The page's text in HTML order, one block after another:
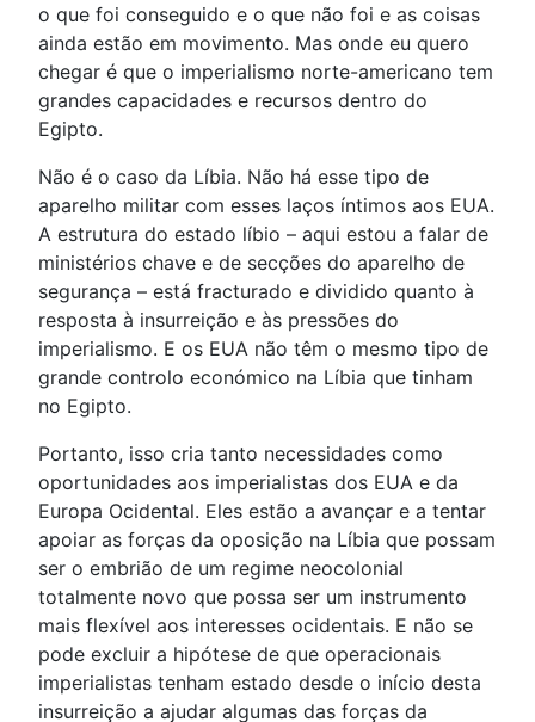
o que foi conseguido e o que não foi e as coisas
ainda estão em movimento. Mas onde eu quero
chegar é que o imperialismo norte-americano tem
grandes capacidades e recursos dentro do
Egipto.
Não é o caso da Líbia. Não há esse tipo de
aparelho militar com esses laços íntimos aos EUA.
A estrutura do estado líbio – aqui estou a falar de
ministérios chave e de secções do aparelho de
segurança – está fracturado e dividido quanto à
resposta à insurreição e às pressões do
imperialismo. E os EUA não têm o mesmo tipo de
grande controlo económico na Líbia que tinham
no Egipto.
Portanto, isso cria tanto necessidades como
oportunidades aos imperialistas dos EUA e da
Europa Ocidental. Eles estão a avançar e a tentar
apoiar as forças da oposição na Líbia que possam
ser o embrião de um regime neocolonial
totalmente novo que possa ser um instrumento
mais flexível aos interesses ocidentais. E não se
pode excluir a hipótese de que operacionais
imperialistas tenham estado desde o início desta
insurreição a ajudar algumas das forças da